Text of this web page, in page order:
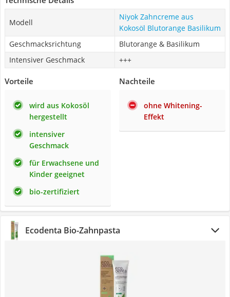
Modell
Niyok Zahncreme aus
Kokosöl Blutorange Basilikum
Geschmacksrichtung
Blutorange & Basilikum
Intensiver Geschmack
+++
Vorteile
wird aus Kokosöl
hergestellt
intensiver
Geschmack
für Erwachsene und
Kinder geeignet
bio-zertifiziert
Nachteile
ohne Whitening-
Effekt
Ecodenta Bio-Zahnpasta